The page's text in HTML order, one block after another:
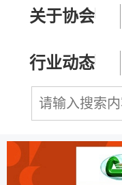
关于协会
行业动态